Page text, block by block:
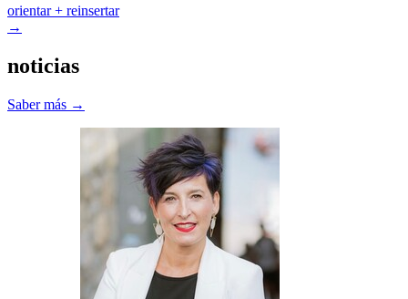
orientar+ reinsertar
→
noticias
Saber más →